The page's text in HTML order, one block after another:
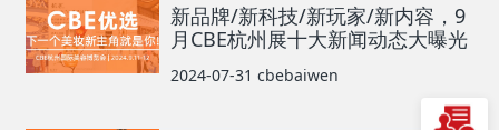
新品牌/新科技/新玩家/新内容，9
月CBE杭州展十大新闻动态大曝光
2024-07-31 cbebaiwen